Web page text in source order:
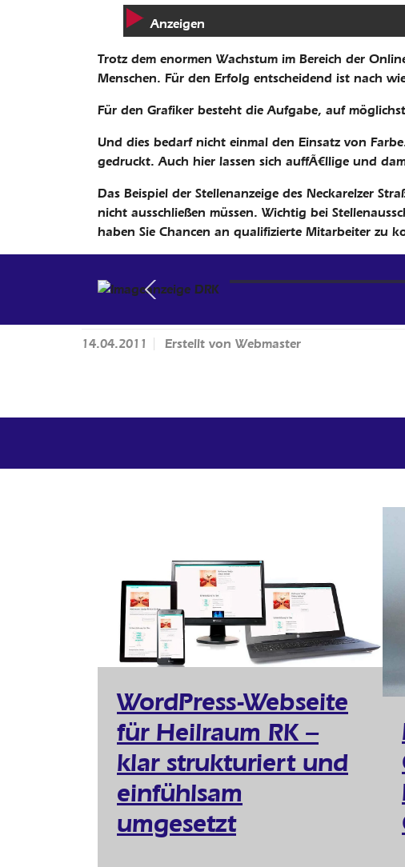
Anzeigen
Trotz dem enormen Wachstum im Bereich der
Menschen. Für den Erfolg entscheidend ist nach
Für den Grafiker besteht die Aufgabe, auf
Und dies bedarf nicht einmal den Einsatz von
gedruckt. Auch hier lassen sich auffÃ¤llige und
Das Beispiel der Stellenanzeige des Neckarelzer
nicht ausschließen müssen. Wichtig bei
haben Sie Chancen an qualifizierte Mitarbeiter zu
Es muss nicht immer
Previous
14.04.2011 Erstellt von Webmaster
WordPress-Webseite
für Heilraum RK –
klar strukturiert und
einfühlsam
umgesetzt